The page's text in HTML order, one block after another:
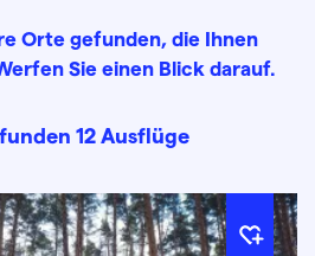
Orte gefunden, die Ihnen
Sie einen Blick darauf.
12Ausflüge